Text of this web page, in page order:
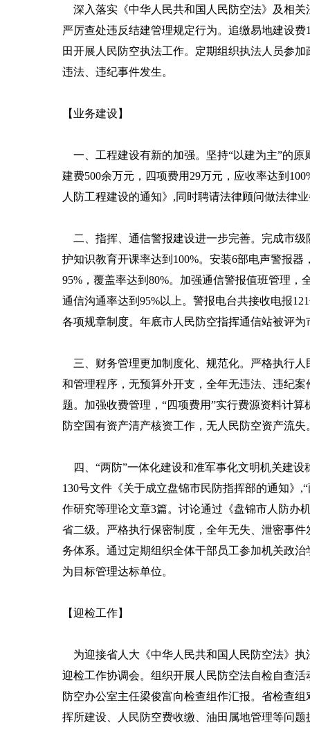
深入落实《中华人民共和国人民防空法》及相关
严厉查处违反结建管理规定行为。追缴易地建设
田开展人民防空执法工作。定期组织执法人员参
违法、违纪事件发生。
【业务建设】
一、工程建设有新的加强。坚持“以建为主”的原
建费500余万元，四项费用29万元，应收率达到
人防工程建设的通知》,同时聘请法律顾问做法律
二、指挥、通信警报建设进一步完善。完成市级
护知识教育开课率达到100%。安装6部电声警报
95%，覆盖率达到80%。加强通信警报值班管理
通信沟通率达到95%以上。警报电台共接收电报
各项规章制度。年底市人民防空指挥通信站被评为
三、财务管理更加制度化、规范化。严格执行人
和管理程序，无预算外开支，全年无违法、违纪
题。加强收费管理，“四项费用”实行费源资料计
防空国有资产清产核资工作，无人民防空资产流
四、“两防”一体化建设和准军事化文明机关建设
130号文件《关于成立盘锦市民防指挥部的通知》
作研究等理论文章3篇。讨论通过《盘锦市人防办
省二级。严格执行保密制度，全年无失、泄密事
务体系。通过定期组织全体干部员工参加机关政
为目标管理达标单位。
【迎检工作】
为迎接省人大《中华人民共和国人民防空法》执
迎检工作协调会。组织开展人民防空法自检自查
防空办公室主任梁俊富向检查组作汇报。省检查
挥所建设、人民防空费收缴、油田属地管理等问题